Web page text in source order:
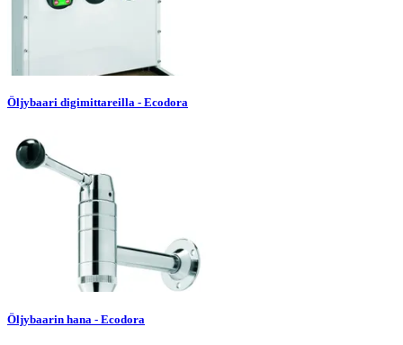
Öljybaari digimittareilla - Ecodora
Öljybaarin hana - Ecodora